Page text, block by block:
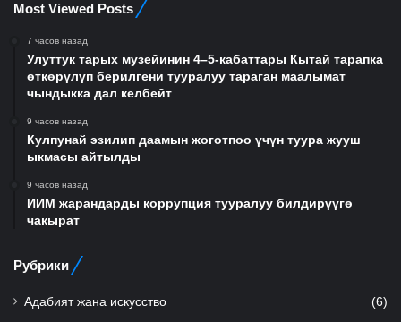
Most Viewed Posts
7 часов назад
Улуттук тарых музейинин 4–5-кабаттары Кытай тарапка
өткөрүлүп берилгени тууралуу тараган маалымат
чындыкка дал келбейт
9 часов назад
Кулпунай эзилип даамын жоготпоо үчүн туура жууш
ыкмасы айтылды
9 часов назад
ИИМ жарандарды коррупция тууралуу билдирүүгө
чакырат
Рубрики
Адабият жана искусство (6)